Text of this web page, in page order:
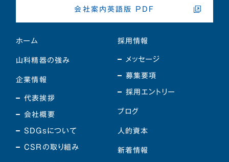
会社案内英語版 PDF
ホーム
山科精器の強み
企業情報
代表挨拶
会社概要
SDGsについて
CSRの取り組み
採用情報
メッセージ
募集要項
採用エントリー
ブログ
人的資本
新着情報